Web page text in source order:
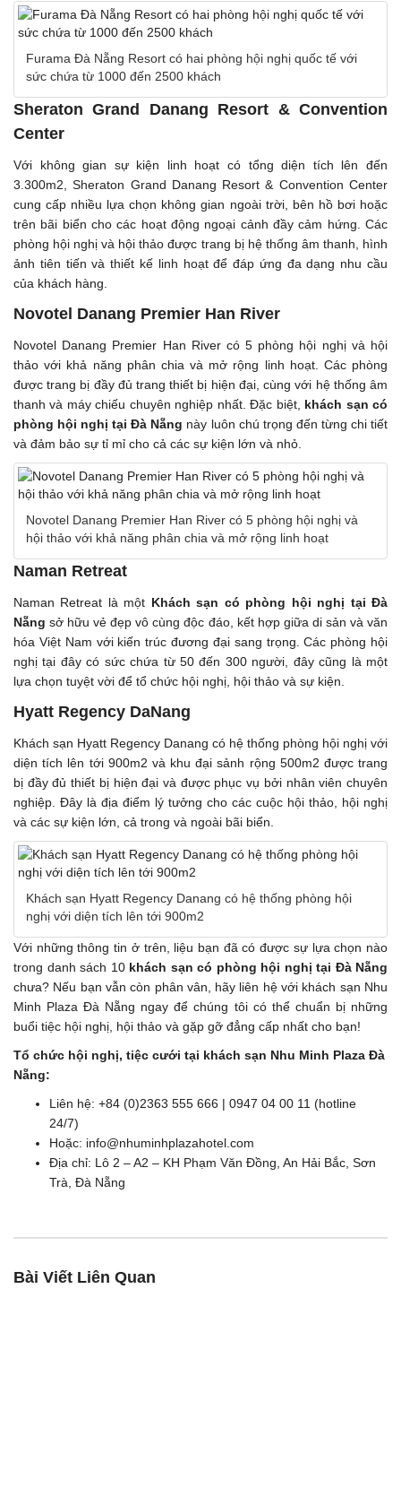
Furama Đà Nẵng Resort có hai phòng hội nghị quốc tế với
sức chứa từ 1000 đến 2500 khách
Sheraton Grand Danang Resort & Convention
Center
Với không gian sự kiện linh hoạt có tổng diện tích lên đến
3.300m2, Sheraton Grand Danang Resort & Convention Center
cung cấp nhiều lựa chọn không gian ngoài trời, bên hồ bơi hoặc
trên bãi biển cho các hoạt động ngoại cảnh đầy cảm hứng. Các
phòng hội nghị và hội thảo được trang bị hệ thống âm thanh, hình
ảnh tiên tiến và thiết kế linh hoạt để đáp ứng đa dạng nhu cầu
của khách hàng.
Novotel Danang Premier Han River
Novotel Danang Premier Han River có 5 phòng hội nghị và hội
thảo với khả năng phân chia và mở rộng linh hoạt. Các phòng
được trang bị đầy đủ trang thiết bị hiện đại, cùng với hệ thống âm
thanh và máy chiếu chuyên nghiệp nhất. Đặc biệt, khách sạn có
phòng hội nghị tại Đà Nẵng này luôn chú trọng đến từng chi tiết
và đảm bảo sự tỉ mỉ cho cả các sự kiện lớn và nhỏ.
Novotel Danang Premier Han River có 5 phòng hội nghị và
hội thảo với khả năng phân chia và mở rộng linh hoạt
Naman Retreat
Naman Retreat là một Khách sạn có phòng hội nghị tại Đà
Nẵng sở hữu vẻ đẹp vô cùng độc đáo, kết hợp giữa di sản và văn
hóa Việt Nam với kiến trúc đương đại sang trọng. Các phòng hội
nghị tại đây có sức chứa từ 50 đến 300 người, đây cũng là một
lựa chọn tuyệt vời để tổ chức hội nghị, hội thảo và sự kiện.
Hyatt Regency DaNang
Khách sạn Hyatt Regency Danang có hệ thống phòng hội nghị với
diện tích lên tới 900m2 và khu đại sảnh rộng 500m2 được trang
bị đầy đủ thiết bị hiện đại và được phục vụ bởi nhân viên chuyên
nghiệp. Đây là địa điểm lý tưởng cho các cuộc hội thảo, hội nghị
và các sự kiện lớn, cả trong và ngoài bãi biển.
Khách sạn Hyatt Regency Danang có hệ thống phòng hội
nghị với diện tích lên tới 900m2
Với những thông tin ở trên, liệu bạn đã có được sự lựa chọn nào
trong danh sách 10 khách sạn có phòng hội nghị tại Đà Nẵng
chưa? Nếu bạn vẫn còn phân vân, hãy liên hệ với khách sạn Nhu
Minh Plaza Đà Nẵng ngay để chúng tôi có thể chuẩn bị những
buổi tiệc hội nghị, hội thảo và gặp gỡ đẳng cấp nhất cho bạn!
Tổ chức hội nghị, tiệc cưới tại khách sạn Nhu Minh Plaza Đà
Nẵng:
Liên hệ: +84 (0)2363 555 666 | 0947 04 00 11 (hotline
24/7)
Hoặc: info@nhuminhplazahotel.com
Địa chỉ: Lô 2 – A2 – KH Phạm Văn Đồng, An Hải Bắc, Sơn
Trà, Đà Nẵng
Bài Viết Liên Quan